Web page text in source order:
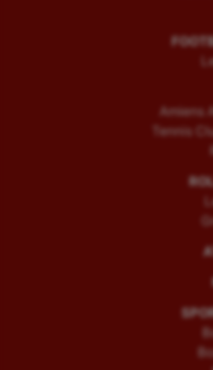
Amiens
Tennis